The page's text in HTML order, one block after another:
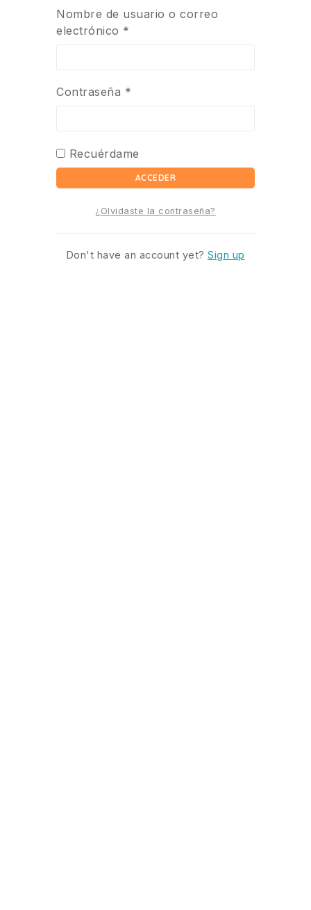
Nombre de usuario o correo
electrónico *
Contraseña *
Recuérdame
ACCEDER
¿Olvidaste la contraseña?
Don't have an account yet? Sign up